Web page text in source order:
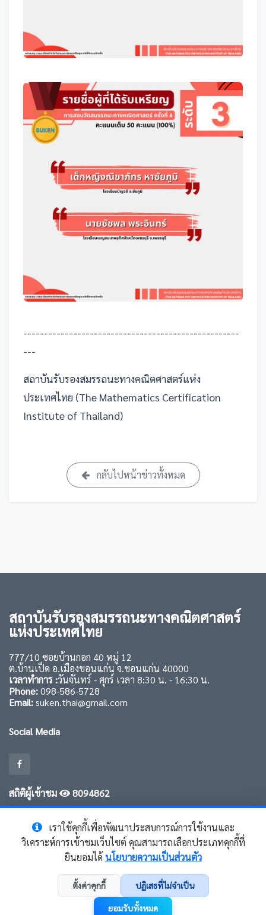
----------------------------------------------------
---
สถาบันรับรองสมรรถนะทางคณิตศาสตร์แห่ง
ประเทศไทย (The Mathematics Certification
Institute of Thailand)
กลับไปหน้าข่าวทั้งหมด
สถาบันรับรองสมรรถนะทางคณิตศาสตร์
แห่งประเทศไทย
777/10 ซอยบ้านกอก 40 หมู่ 12
ต.บ้านเป็ด อ.เมืองขอนแก่น จ.ขอนแก่น 40000
เวลาทำการ :วันจันทร์ - ศุกร์ เวลา 8:30 น. - 16:30 น.
Phone:098-586-5728
Email:suken.thai@gmail.com
Social Media
สถิติผู้เข้าชม 8094862
© CopyrightSUKEN Thailand. All Rights Reserved
ข้อตกลงและเงื่อนไข (Terms)|ความเป็นส่วนตัว (Privacy Policy)
คุกกี้ (Cookie Policy)
เราใช้คุกกี้เพื่อพัฒนาประสบการณ์การใช้งานและ
วิเคราะห์การเข้าชมเว็บไซต์ คุณสามารถเลือกประเภทคุกกี้ที่
ยินยอมได้ นโยบายความเป็นส่วนตัว
ตั้งค่าคุกกี้ ปฏิเสธที่ไม่จำเป็น
ยอมรับทั้งหมด